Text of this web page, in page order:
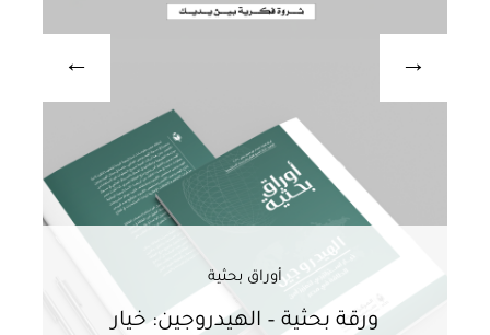
أوراق بحثية
ورقة بحثية – الهيدروجين: خيار